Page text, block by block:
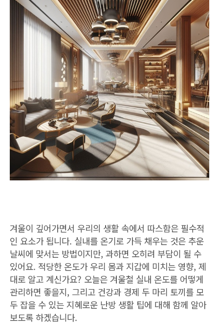
겨울이 깊어가면서 우리의 생활 속에서 따스함은 필수적
인 요소가 됩니다. 실내를 온기로 가득 채우는 것은 추운
날씨에 맞서는 방법이지만, 과하면 오히려 부담이 될 수
있어요. 적당한 온도가 우리 몸과 지갑에 미치는 영향, 제
대로 알고 계신가요? 오늘은 겨울철 실내 온도를 어떻게
관리하면 좋을지, 그리고 건강과 경제 두 마리 토끼를 모
두 잡을 수 있는 지혜로운 난방 생활 팁에 대해 함께 알아
보도록 하겠습니다.